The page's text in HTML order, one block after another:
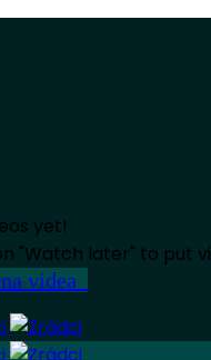
yet!
"Watch later" to put
videa